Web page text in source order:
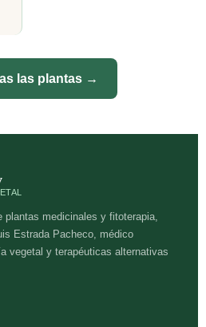
las plantas →
medicinales y fitoterapia,
Estrada Pacheco, médico
vegetal y terapéuticas alternativas